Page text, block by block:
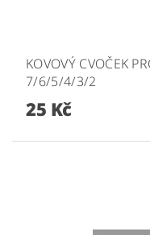
KOVOVÝ CVOČEK
7/6/5/4/3/2
25 Kč